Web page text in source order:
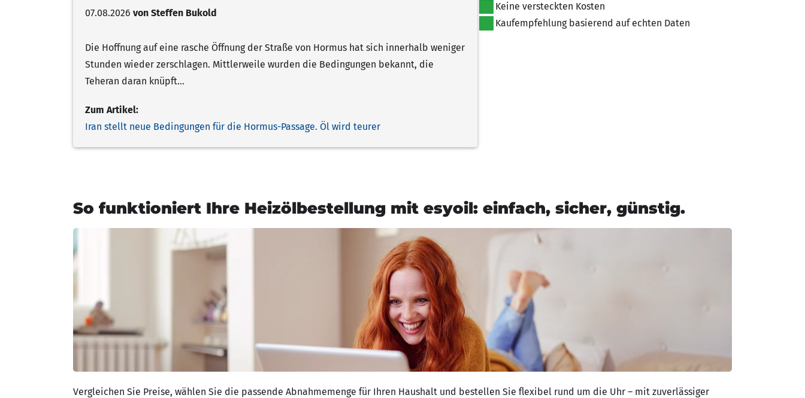
07.08.2026 von Steffen Bukold
Die Hoffnung auf eine rasche Öffnung der Straße von Hormus hat sich innerhalb weniger
Stunden wieder zerschlagen. Mittlerweile wurden die Bedingungen bekannt, die
Teheran daran knüpft…
Zum Artikel:
Iran stellt neue Bedingungen für die Hormus-Passage. Öl wird teurer
Keine versteckten Kosten
Kaufempfehlung basierend auf echten Daten
So funktioniert Ihre Heizölbestellung mit esyoil: einfach, sicher, günstig.
Vergleichen Sie Preise, wählen Sie die passende Abnahmemenge für Ihren Haushalt und bestellen Sie flexibel rund um die Uhr – mit zuverlässiger